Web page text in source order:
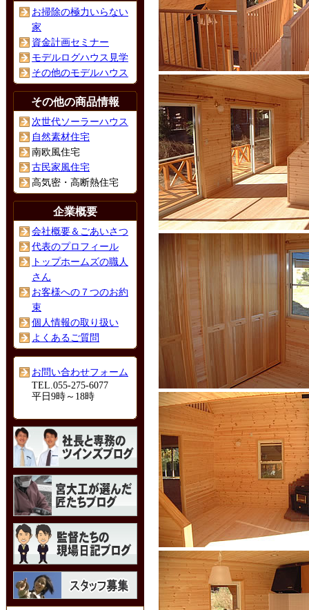
お掃除の極力いらない
家
資金計画セミナー
モデルログハウス見学
その他のモデルハウス
その他の商品情報
次世代ソーラーハウス
自然素材住宅
南欧風住宅
古民家風住宅
高気密・高断熱住宅
企業概要
会社概要＆ごあいさつ
代表のプロフィール
トップホームズの職人
さん
お客様への７つのお約
束
個人情報の取り扱い
よくあるご質問
お問い合わせフォーム
TEL.055-275-6077
平日9時～18時